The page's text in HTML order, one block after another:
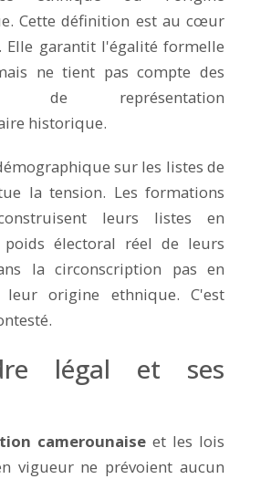
Cette définition est au cœur
Elle garantit l'égalité formelle
ne tient pas compte des
de représentation
historique.
sur les listes de
la tension. Les formations
leurs listes en
électoral réel de leurs
la circonscription pas en
origine ethnique. C'est
légal et ses
camerounaise et les lois
vigueur ne prévoient aucun